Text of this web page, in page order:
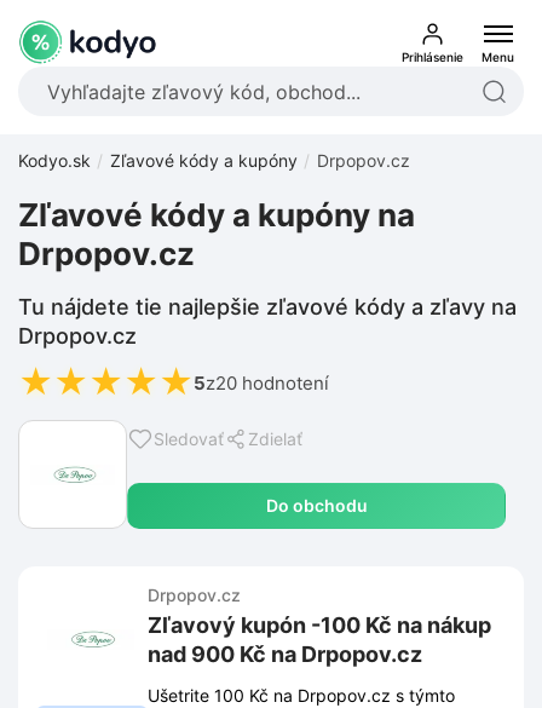
Prihlásenie Menu
Kodyo.sk Zľavové kódy a kupóny Drpopov.cz
Sledovať Zdielať
Do obchodu
Zľavové kódy a kupóny na
Drpopov.cz
Tu nájdete tie najlepšie zľavové kódy a zľavy na
Drpopov.cz
★★★★★5z20 hodnotení
Drpopov.cz
Zľavový kupón -100 Kč na nákup
nad 900 Kč na Drpopov.cz
Ušetrite 100 Kč na Drpopov.cz s týmto